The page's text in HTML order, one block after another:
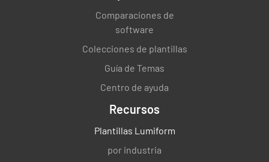
Comparaciones de
software
Colecciones de plantillas
Guía de Temas
Centro de ayuda
Recursos
Plantillas Lumiform
por industria